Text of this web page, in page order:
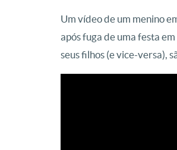
Um vídeo de um menino
após fuga de uma festa
seus filhos (e vice-versa),